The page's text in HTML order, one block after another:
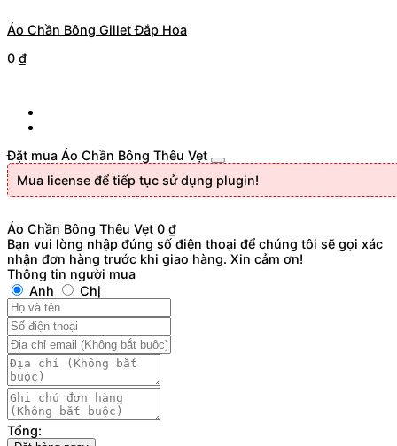
Áo Chần Bông Gillet Đắp Hoa
0 ₫
Đặt mua Áo Chần Bông Thêu Vẹt
Mua license để tiếp tục sử dụng plugin!
Áo Chần Bông Thêu Vẹt 0 ₫
Bạn vui lòng nhập đúng số điện thoại để chúng tôi sẽ gọi xác
nhận đơn hàng trước khi giao hàng. Xin cảm ơn!
Thông tin người mua
Anh
Chị
Tổng: